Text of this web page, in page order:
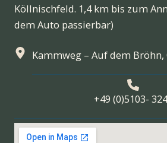
Köllnischfeld. 1,4 km bis zum
dem Auto passierbar)
Kammweg – Auf dem Bröhn,
+49 (0)5103-